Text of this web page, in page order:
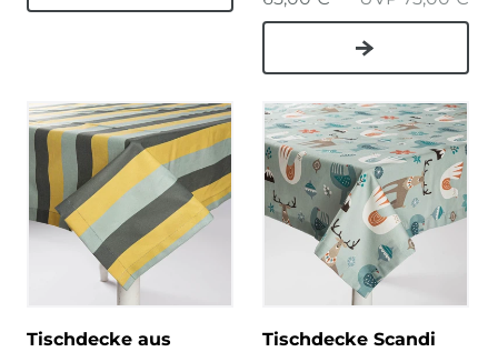
Tischdecke aus
Tischdecke Scandi